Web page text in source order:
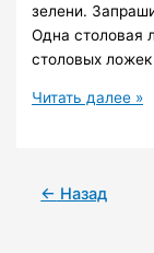
зелени.
Одна столовая
столовых
Салат
Винегрет
Читать далее »
← Назад